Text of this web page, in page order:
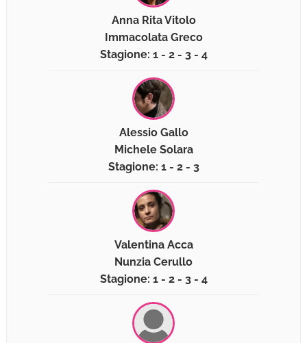
Anna Rita Vitolo
Immacolata Greco
Stagione: 1 - 2 - 3 - 4
Alessio Gallo
Michele Solara
Stagione: 1 - 2 - 3
Valentina Acca
Nunzia Cerullo
Stagione: 1 - 2 - 3 - 4